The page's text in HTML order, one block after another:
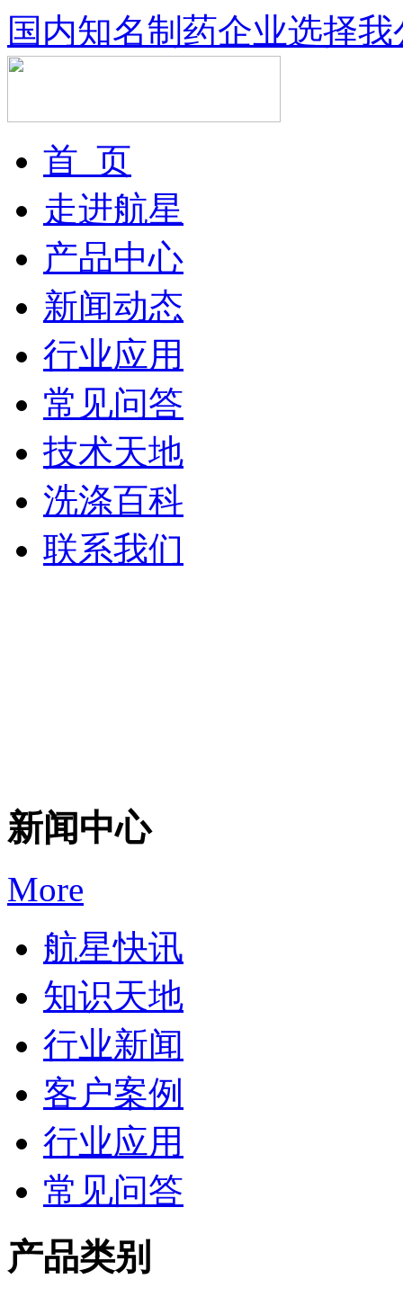
国内知名制药企业选择
首 页
走进航星
产品中心
新闻动态
行业应用
常见问答
技术天地
洗涤百科
联系我们
新闻中心
More
航星快讯
知识天地
行业新闻
客户案例
行业应用
常见问答
产品类别